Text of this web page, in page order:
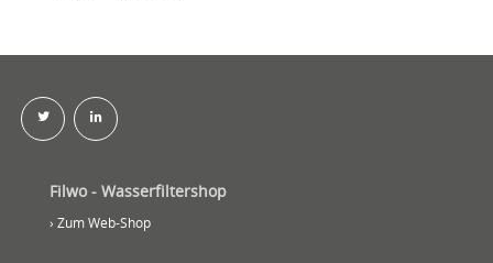
Filwo - Wasserfiltershop
› Zum Web-Shop